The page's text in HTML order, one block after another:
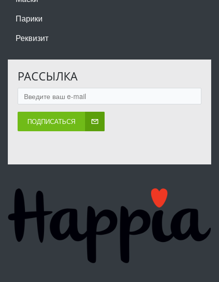
Парики
Реквизит
РАССЫЛКА
ПОДПИСАТЬСЯ